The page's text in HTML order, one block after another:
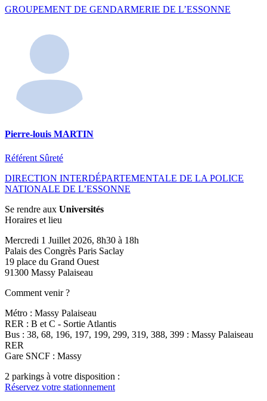
GROUPEMENT DE GENDARMERIE DE L’ESSONNE
Pierre-louis MARTIN
Référent Sûreté
DIRECTION INTERDÉPARTEMENTALE DE LA POLICE
NATIONALE DE L’ESSONNE
Se rendre aux Universités
Horaires et lieu
Mercredi 1 Juillet 2026, 8h30 à 18h
Palais des Congrès Paris Saclay
19 place du Grand Ouest
91300 Massy Palaiseau
Comment venir ?
Métro : Massy Palaiseau
RER : B et C - Sortie Atlantis
Bus : 38, 68, 196, 197, 199, 299, 319, 388, 399 : Massy Palaiseau
RER
Gare SNCF : Massy
2 parkings à votre disposition :
Réservez votre stationnement